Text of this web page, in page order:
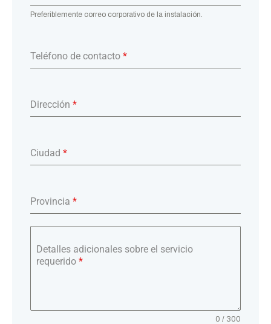
Preferiblemente correo corporativo de la instalación.
Teléfono de contacto *
Dirección *
Ciudad *
Provincia *
Detalles adicionales sobre el servicio
requerido *
0 / 300